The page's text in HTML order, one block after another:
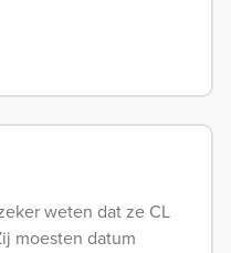
weten dat ze CL
moesten datum